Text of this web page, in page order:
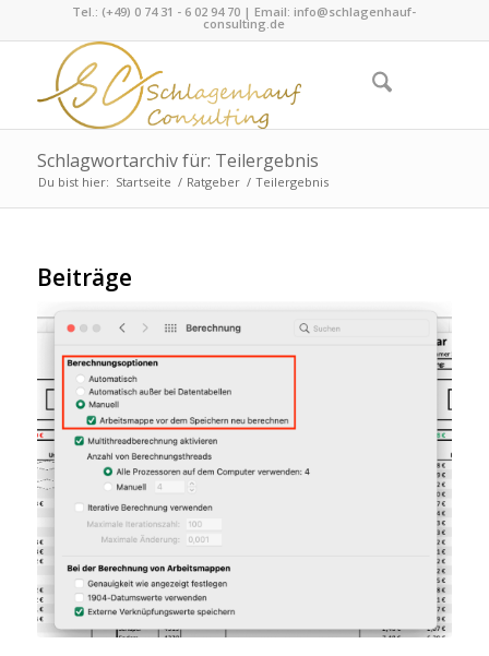
Tel.: (+49) 0 74 31 - 6 02 94 70 | Email:info@schlagenhauf-
consulting.de
Schlagwortarchiv für: Teilergebnis
Du bist hier: Startseite / Ratgeber / Teilergebnis
Beiträge